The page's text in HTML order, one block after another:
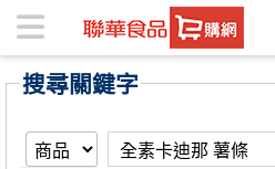
【全素卡迪那 薯條】搜尋結果 |
搜尋關鍵字